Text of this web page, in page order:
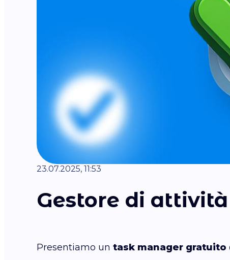
23.07.2025, 11:53
Gestore di
Presentiamo un task manager gratuito